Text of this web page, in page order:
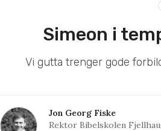
Simeon i
Vi gutta trenger gode
Jon Georg Fiske
Rektor Bibelskolen